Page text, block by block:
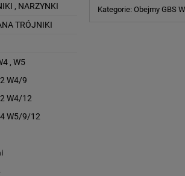
, NARZYNKI
TRÓJNIKI
, W5
W4/9
W4/12
W5/9/12
Kategorie: Obejmy GBS